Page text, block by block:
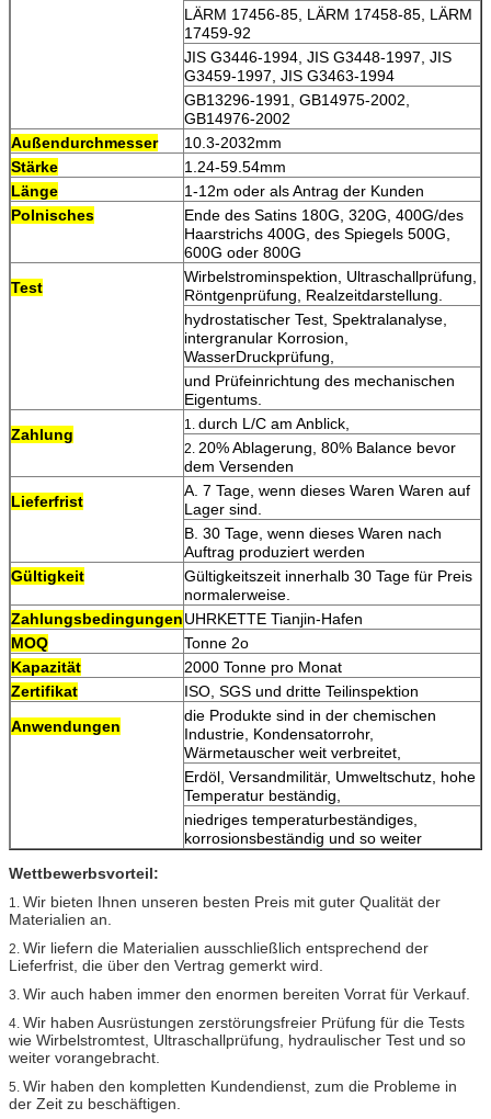
LÄRM 17456-85, LÄRM 17458-85, LÄRM
17459-92
JIS G3446-1994, JIS G3448-1997, JIS
G3459-1997, JIS G3463-1994
GB13296-1991, GB14975-2002,
GB14976-2002
Außendurchmesser
10.3-2032mm
Stärke
1.24-59.54mm
Länge
1-12m oder als Antrag der Kunden
Polnisches
Ende des Satins 180G, 320G, 400G/des
Haarstrichs 400G, des Spiegels 500G,
600G oder 800G
Test
Wirbelstrominspektion, Ultraschallprüfung,
Röntgenprüfung, Realzeitdarstellung.
hydrostatischer Test, Spektralanalyse,
intergranular Korrosion,
WasserDruckprüfung,
und Prüfeinrichtung des mechanischen
Eigentums.
Zahlung
1. durch L/C am Anblick,
2. 20% Ablagerung, 80% Balance bevor
dem Versenden
Lieferfrist
A. 7 Tage, wenn dieses Waren Waren auf
Lager sind.
B. 30 Tage, wenn dieses Waren nach
Auftrag produziert werden
Gültigkeit
Gültigkeitszeit innerhalb 30 Tage für Preis
normalerweise.
ZahlungsbedingungenUHRKETTE Tianjin-Hafen
MOQ
Tonne 2o
Kapazität
2000 Tonne pro Monat
Zertifikat
ISO, SGS und dritte Teilinspektion
Anwendungen
die Produkte sind in der chemischen
Industrie, Kondensatorrohr,
Wärmetauscher weit verbreitet,
Erdöl, Versandmilitär, Umweltschutz, hohe
Temperatur beständig,
niedriges temperaturbeständiges,
korrosionsbeständig und so weiter
Wettbewerbsvorteil:
1. Wir bieten Ihnen unseren besten Preis mit guter Qualität der
Materialien an.
2. Wir liefern die Materialien ausschließlich entsprechend der
Lieferfrist, die über den Vertrag gemerkt wird.
3. Wir auch haben immer den enormen bereiten Vorrat für Verkauf.
4. Wir haben Ausrüstungen zerstörungsfreier Prüfung für die Tests
wie Wirbelstromtest, Ultraschallprüfung, hydraulischer Test und so
weiter vorangebracht.
5. Wir haben den kompletten Kundendienst, zum die Probleme in
der Zeit zu beschäftigen.